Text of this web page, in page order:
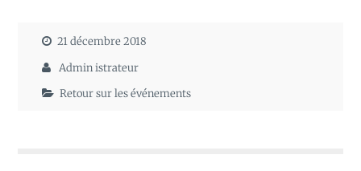
21 décembre 2018
Admin istrateur
Retour sur les événements